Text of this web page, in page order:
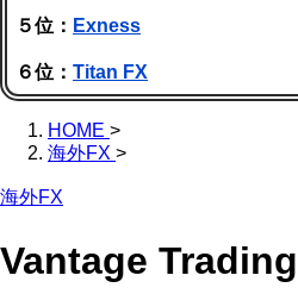
５位： Exness
６位： Titan FX
HOME >
海外FX >
海外FX
Vantage